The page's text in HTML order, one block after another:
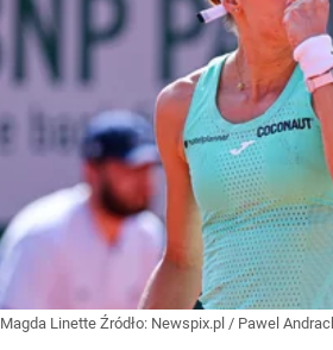
Magda Linette Źródło: Newspix.pl / Pawel